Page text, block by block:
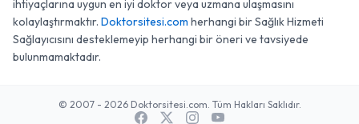
ihtiyaçlarına uygun en iyi doktor veya uzmana ulaşmasını
kolaylaştırmaktır. Doktorsitesi.com herhangi bir Sağlık Hizmeti
Sağlayıcısını desteklemeyip herhangi bir öneri ve tavsiyede
bulunmamaktadır.
© 2007 - 2026 Doktorsitesi.com. Tüm Hakları Saklıdır.